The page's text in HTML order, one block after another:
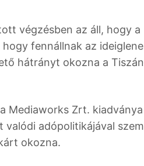
végzésben az áll, hogy
fennállnak az
hátrányt okozna a
Mediaworks Zrt.
adópolitikájával
okozna.